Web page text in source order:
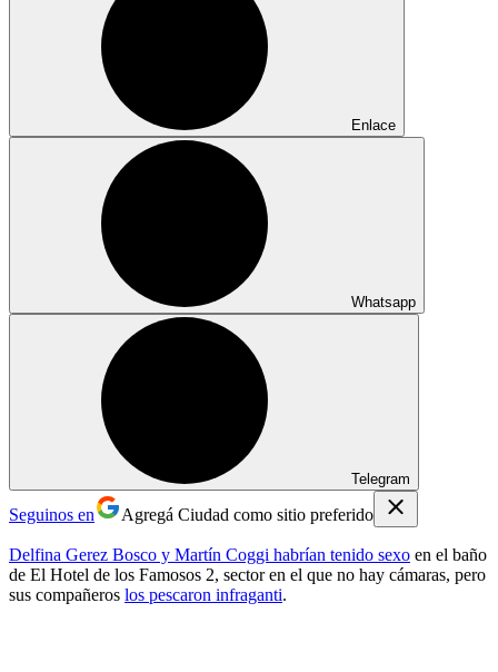
Enlace
Whatsapp
Telegram
Seguinos en Agregá Ciudad como sitio preferido
Delfina Gerez Bosco y Martín Coggi habrían tenido sexo en el baño
de El Hotel de los Famosos 2, sector en el que no hay cámaras, pero
sus compañeros los pescaron infraganti.